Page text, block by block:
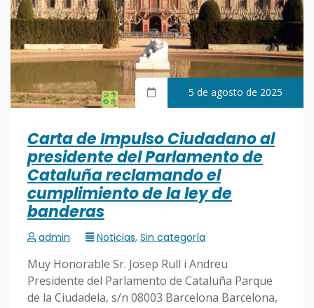
5 de agosto de 2025
Carta de Impulso Ciudadano al
presidente del Parlamento de
Cataluña reclamando el
cumplimiento de la ley de
banderas
admin Noticias, Sin categoría
Muy Honorable Sr. Josep Rull i Andreu
Presidente del Parlamento de Cataluña Parque
de la Ciudadela, s/n 08003 Barcelona Barcelona,